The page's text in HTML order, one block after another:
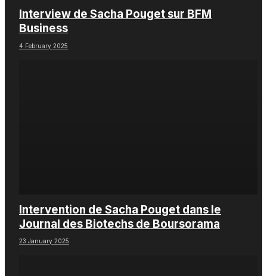
Interview de Sacha Pouget sur BFM
Business
4 February 2025
Intervention de Sacha Pouget dans le
Journal des Biotechs de Boursorama
23 January 2025